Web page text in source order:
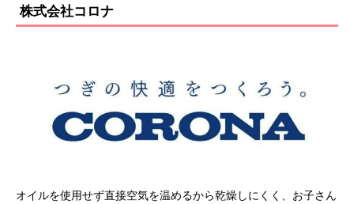
株式会社コロナ
オイルを使用せず直接空気を温めるから乾燥しにくく、お子さん